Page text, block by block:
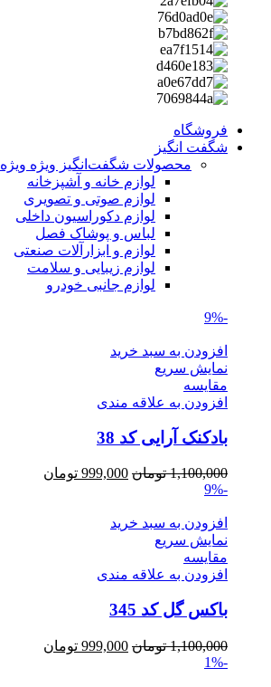
فروشگاه
شگفت انگیز
محصولات شگفت‌انگیز ویژه ویژه
لوازم خانه و آشپزخانه
لوازم صوتی و تصویری
لوازم دکوراسیون داخلی
لباس و پوشاک فصل
لوازم و ابزارآلات صنعتی
لوازم زیبایی و سلامت
لوازم جانبی خودرو
-9%
افزودن به سبد خرید
نمایش سریع
مقايسه
افزودن به علاقه مندی
بادکنک آرایی کد 38
1,100,000 تومان Original
1,100,000 تومان.
999,000 تومان
-9%
افزودن به سبد خرید
نمایش سریع
مقايسه
افزودن به علاقه مندی
باکس گل کد 345
1,100,000 تومان Original
999,000 تومان
-1%